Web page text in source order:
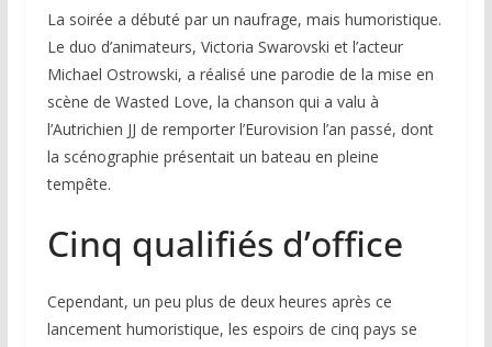
La soirée a débuté par un naufrage, mais humoristique.
Le duo d’animateurs, Victoria Swarovski et l’acteur
Michael Ostrowski, a réalisé une parodie de la mise en
scène de Wasted Love, la chanson qui a valu à
l’Autrichien JJ de remporter l’Eurovision l’an passé, dont
la scénographie présentait un bateau en pleine
tempête.
Cinq qualifiés d’office
Cependant, un peu plus de deux heures après ce
lancement humoristique, les espoirs de cinq pays se